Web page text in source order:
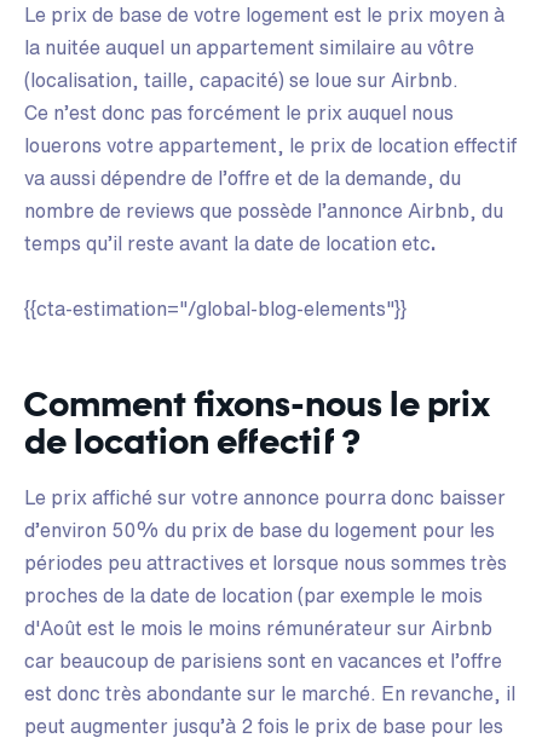
Le prix de base de votre logement est le prix moyen à
la nuitée auquel un appartement similaire au vôtre
(localisation, taille, capacité) se loue sur Airbnb.
Ce n’est donc pas forcément le prix auquel nous
louerons votre appartement, le prix de location effectif
va aussi dépendre de l’offre et de la demande, du
nombre de reviews que possède l’annonce Airbnb,
du
temps qu’il reste avant la date de location etc.
{{cta-estimation="/global-blog-elements"}}
Comment fixons-nous le prix
de location effectif ?
Le prix affiché sur votre annonce pourra donc baisser
d’environ 50% du prix de base du logement pour les
périodes peu attractives et lorsque nous sommes très
proches de la date de location (par exemple le mois
d'Août est le mois le moins rémunérateur sur Airbnb
car beaucoup de parisiens sont en vacances et l’offre
est donc très abondante sur le marché. En revanche, il
peut augmenter jusqu’à 2 fois le prix de base pour les